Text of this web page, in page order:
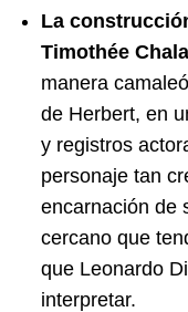
La
Timothée
manera
de Herbert, en
y registros
personaje tan
encarnación de
cercano que
que Leonardo
interpretar.